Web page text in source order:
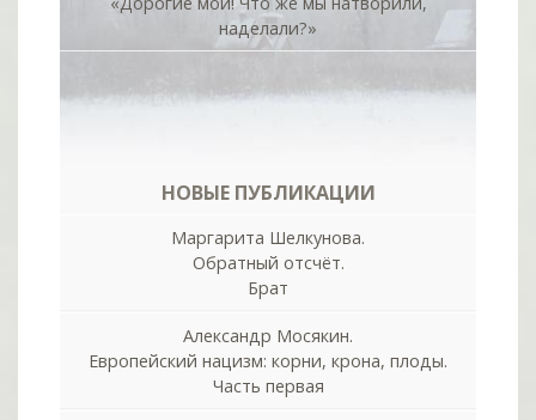
наделали?»
НОВЫЕ ПУБЛИКАЦИИ
Маргарита Шелкунова.
Обратный отсчёт.
Брат
Александр Мосякин.
Европейский нацизм: корни, крона, плоды.
Часть первая